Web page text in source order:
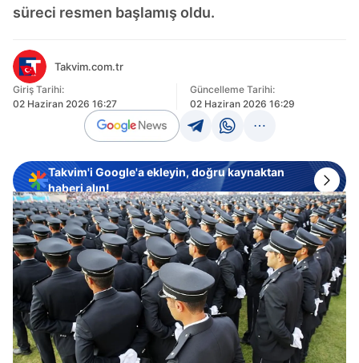
süreci resmen başlamış oldu.
Takvim.com.tr
Giriş Tarihi:
02 Haziran 2026 16:27
Güncelleme Tarihi:
02 Haziran 2026 16:29
Takvim'i Google'a ekleyin, doğru kaynaktan
haberi alın!